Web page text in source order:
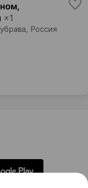
×1
, Россия